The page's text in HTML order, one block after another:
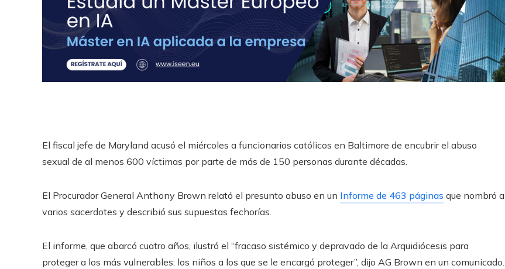
El fiscal jefe de Maryland acusó el miércoles a funcionarios católicos en Baltimore de encubrir el abuso
sexual de al menos 600 víctimas por parte de más de 150 personas durante décadas.
El Procurador General Anthony Brown relató el presunto abuso en un Informe de 463 páginas que nombró a
varios sacerdotes y describió sus supuestas fechorías.
El informe, que abarcó cuatro años, ilustró el “fracaso sistémico y depravado de la Arquidiócesis para
proteger a los más vulnerables: los niños a los que se le encargó proteger”, dijo AG Brown en un comunicado.